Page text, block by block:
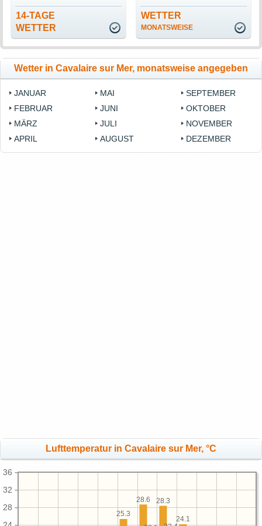
14-TAGE
WETTER
WETTER
MONATSWEISE
Wetter in Cavalaire sur Mer, monatsweise angegeben
JANUAR
FEBRUAR
MÄRZ
APRIL
MAI
JUNI
JULI
AUGUST
SEPTEMBER
OKTOBER
NOVEMBER
DEZEMBER
Lufttemperatur in Cavalaire sur Mer, °C
28
32
36
24.1
28.3
28.6
25.3